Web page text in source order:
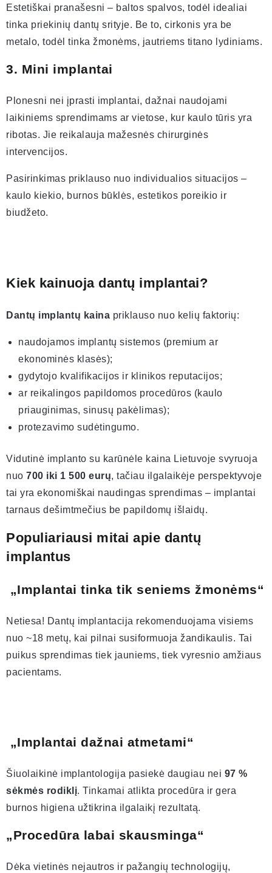
Estetiškai pranašesni – baltos spalvos, todėl idealiai
tinka priekinių dantų srityje. Be to, cirkonis yra be
metalo, todėl tinka žmonėms, jautriems titano lydiniams.
3. Mini implantai
Plonesni nei įprasti implantai, dažnai naudojami
laikiniems sprendimams ar vietose, kur kaulo tūris yra
ribotas. Jie reikalauja mažesnės chirurginės
intervencijos.
Pasirinkimas priklauso nuo individualios situacijos –
kaulo kiekio, burnos būklės, estetikos poreikio ir
biudžeto.
Kiek kainuoja dantų implantai?
Dantų implantų kaina priklauso nuo kelių faktorių:
naudojamos implantų sistemos (premium ar
ekonominės klasės);
gydytojo kvalifikacijos ir klinikos reputacijos;
ar reikalingos papildomos procedūros (kaulo
priauginimas, sinusų pakėlimas);
protezavimo sudėtingumo.
Vidutinė implanto su karūnėle kaina Lietuvoje svyruoja
nuo 700 iki 1 500 eurų, tačiau ilgalaikėje perspektyvoje
tai yra ekonomiškai naudingas sprendimas – implantai
tarnaus dešimtmečius be papildomų išlaidų.
Populiariausi mitai apie dantų
implantus
„Implantai tinka tik seniems žmonėms“
Netiesa! Dantų implantacija rekomenduojama visiems
nuo ~18 metų, kai pilnai susiformuoja žandikaulis. Tai
puikus sprendimas tiek jauniems, tiek vyresnio amžiaus
pacientams.
„Implantai dažnai atmetami“
Šiuolaikinė implantologija pasiekė daugiau nei 97 %
sėkmės rodiklį. Tinkamai atlikta procedūra ir gera
burnos higiena užtikrina ilgalaikį rezultatą.
„Procedūra labai skausminga“
Dėka vietinės nejautros ir pažangių technologijų,